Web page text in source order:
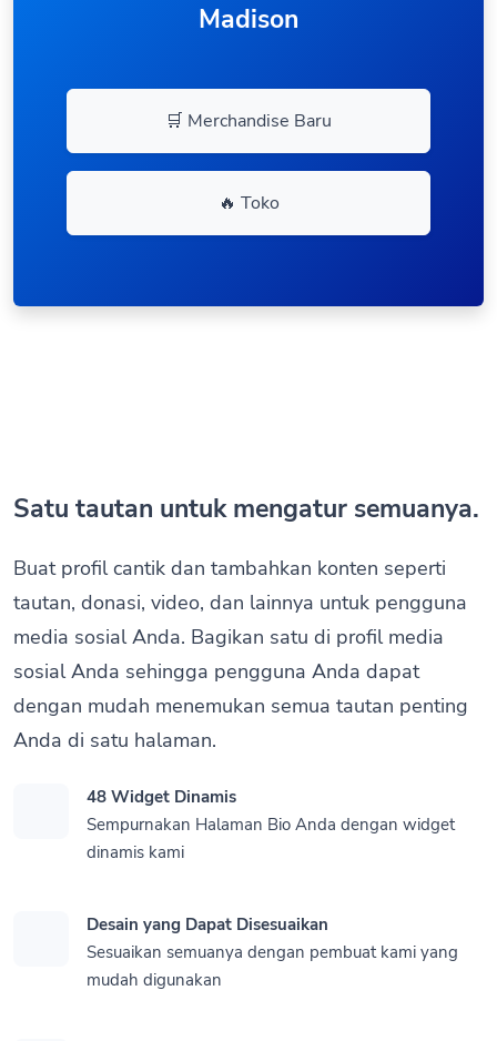
Madison
🛒 Merchandise Baru
🔥 Toko
Satu tautan untuk mengatur semuanya.
Buat profil cantik dan tambahkan konten seperti
tautan, donasi, video, dan lainnya untuk pengguna
media sosial Anda. Bagikan satu di profil media
sosial Anda sehingga pengguna Anda dapat
dengan mudah menemukan semua tautan penting
Anda di satu halaman.
48 Widget Dinamis
Sempurnakan Halaman Bio Anda dengan widget
dinamis kami
Desain yang Dapat Disesuaikan
Sesuaikan semuanya dengan pembuat kami yang
mudah digunakan